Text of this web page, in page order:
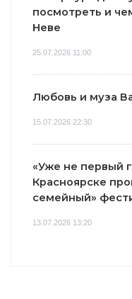
посмотреть и
Неве
25.07.2026 11:00
Любовь и муза
15.07.2026 22:30
«Уже не первый
Красноярске
семейный»
13.07.2026 13:20